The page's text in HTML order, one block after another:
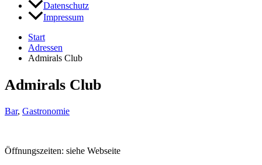
Datenschutz
Impressum
Start
Adressen
Admirals Club
Admirals Club
Bar, Gastronomie
Öffnungszeiten: siehe Webseite